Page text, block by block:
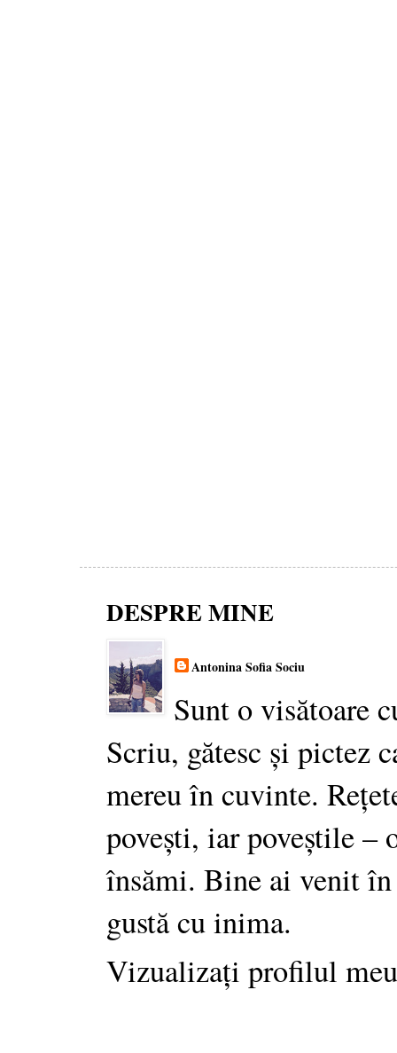
DESPRE MINE
Antonina Sofia Sociu
Sunt o visătoare
Scriu, gătesc și pictez
mereu în cuvinte.
povești, iar poveștile –
însămi. Bine ai venit
gustă cu inima.
Vizualizați profilul